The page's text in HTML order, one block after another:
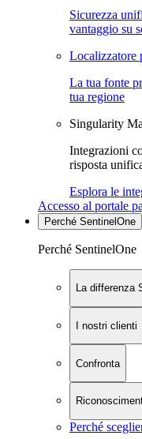
Sicurezza
vantaggio su
Localizzatore
La tua fonte
tua regione
Singularity
Integrazioni
risposta
Esplora le
Accesso al portale
Perché SentinelOne
Perché SentinelOne
La differenza
I nostri clienti
Confronta
Perché